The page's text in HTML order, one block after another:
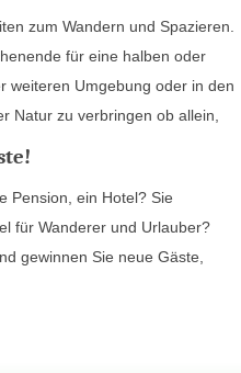
zum Wandern und Spazieren.
für eine halben oder
weiteren Umgebung oder in den
Natur zu verbringen ob allein,
der Natur haben Groß und
Regionen in Deutschland,
die Wanderung und den Urlaub
Pension, ein Hotel? Sie
für Wanderer und Urlauber?
gewinnen Sie neue Gäste,